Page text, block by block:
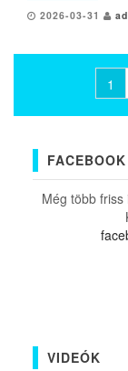
2026-03-31
1
FACEBOOK
Még több
VIDEÓK